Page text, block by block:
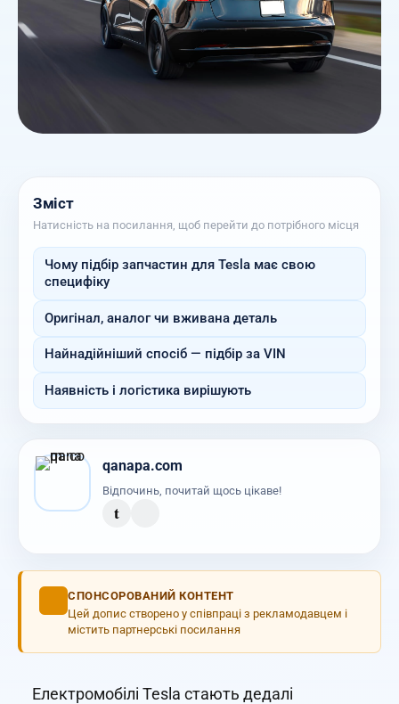
Зміст
Натисність на посилання, щоб перейти до потрібного місця
Чому підбір запчастин для Tesla має свою
специфіку
Оригінал, аналог чи вживана деталь
Найнадійніший спосіб — підбір за VIN
Наявність і логістика вирішують
qanapa.com
Відпочинь, почитай щось цікаве!
t
СПОНСОРОВАНИЙ КОНТЕНТ
Цей допис створено у співпраці з рекламодавцем і
містить партнерські посилання
Електромобілі Tesla стають дедалі